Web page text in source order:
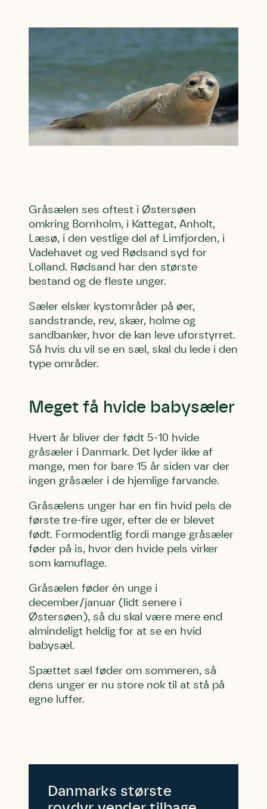
Gråsælen ses oftest i Østersøen
omkring Bornholm, i Kattegat, Anholt,
Læsø, i den vestlige del af Limfjorden, i
Vadehavet og ved Rødsand syd for
Lolland. Rødsand har den største
bestand og de fleste unger.
Sæler elsker kystområder på øer,
sandstrande, rev, skær, holme og
sandbanker, hvor de kan leve uforstyrret.
Så hvis du vil se en sæl, skal du lede i den
type områder.
Meget få hvide babysæler
Hvert år bliver der født 5-10 hvide
gråsæler i Danmark. Det lyder ikke af
mange, men for bare 15 år siden var der
ingen gråsæler i de hjemlige farvande.
Gråsælens unger har en fin hvid pels de
første tre-fire uger, efter de er blevet
født. Formodentlig fordi mange gråsæler
føder på is, hvor den hvide pels virker
som kamuflage.
Gråsælen føder én unge i
december/januar (lidt senere i
Østersøen), så du skal være mere end
almindeligt heldig for at se en hvid
babysæl.
Spættet sæl føder om sommeren, så
dens unger er nu store nok til at stå på
egne luffer.
Danmarks største
Skriv under (hjørring)
Sund Limfjord
Storken tilbage til Kolding